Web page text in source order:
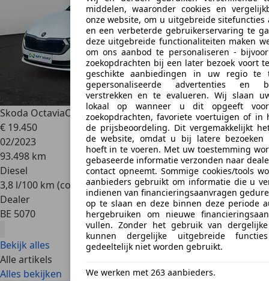
middelen, waaronder cookies en
onze website, om u uitgebreide sitefuncties
en een verbeterde gebruikerservaring te
deze uitgebreide functionaliteiten maken
om ons aanbod te personaliseren -
zoekopdrachten bij een later bezoek voort
geschikte aanbiedingen in uw regio te
gepersonaliseerde advertenties en
verstrekken en te evalueren. Wij slaan
lokaal op wanneer u dit opgeeft voor
zoekopdrachten, favoriete voertuigen of in
de prijsbeoordeling. Dit vergemakkelijkt
de website, omdat u bij latere bezoeken
hoeft in te voeren. Met uw toestemming
gebaseerde informatie verzonden naar
contact opneemt. Sommige cookies/tools
aanbieders gebruikt om informatie die u
indienen van financieringsaanvragen
op te slaan en deze binnen deze periode
hergebruiken om nieuwe
vullen. Zonder het gebruik van dergelijke
kunnen dergelijke uitgebreide
gedeeltelijk niet worden gebruikt.
We werken met 263 aanbieders.
Skoda OctaviaOctavia SW 2.0 TDi SCR Clever 116cv
€ 19.450
02/2023
93.498 km
Diesel
3,8 l/100 km (comb.)
Dealer
BE 5070
Bekijk alles
Alle artikels
Alles bekijken